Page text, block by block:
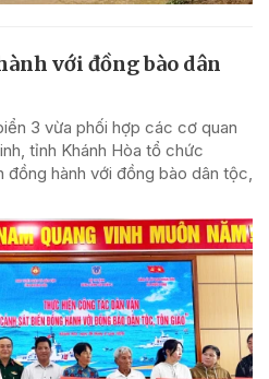
với đồng bào dân
3 vừa phối hợp các cơ quan
tỉnh Khánh Hòa tổ chức
đồng hành với đồng bào dân tộc,